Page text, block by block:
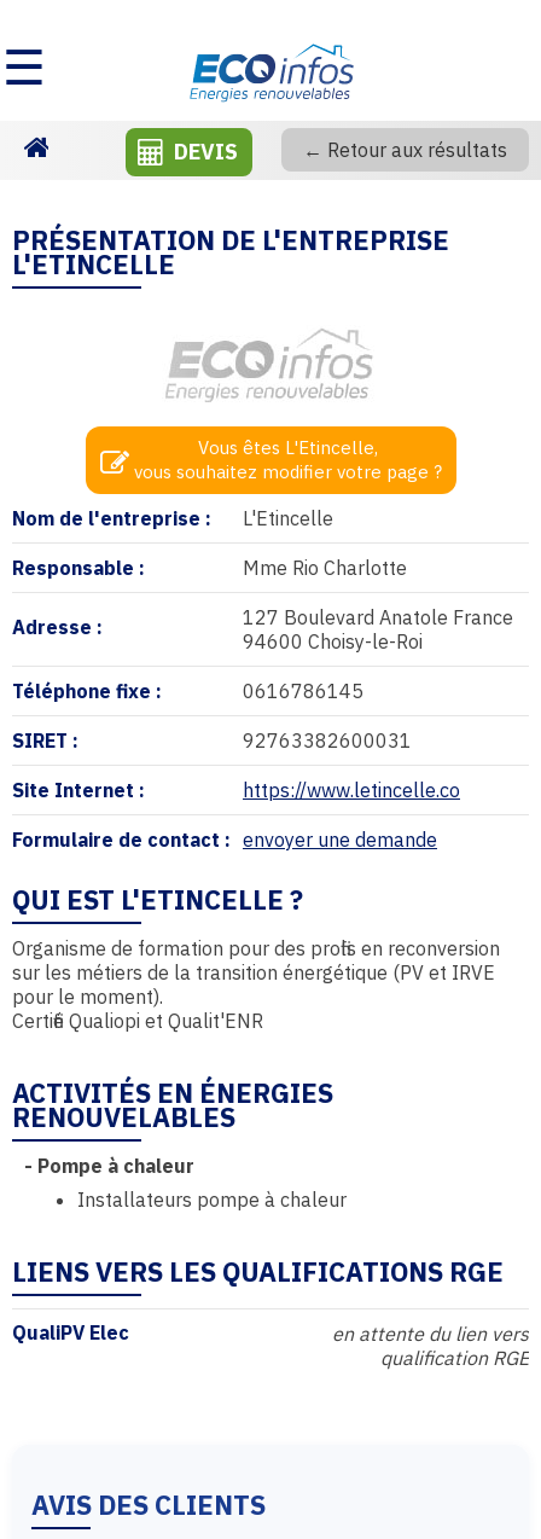
☰
DEVIS ← Retour aux résultats
PRÉSENTATION DE L'ENTREPRISE
L'ETINCELLE
Nom de l'entreprise : L'Etincelle
Responsable : Mme Rio Charlotte
Adresse :
127 Boulevard Anatole France
94600 Choisy-le-Roi
Téléphone fixe : 0616786145
SIRET : 92763382600031
Site Internet : https://www.letincelle.co
Formulaire de contact : envoyer une demande
Vous êtes L'Etincelle,
vous souhaitez modifier votre page ?
QUI EST L'ETINCELLE ?
Organisme de formation pour des profils en reconversion
sur les métiers de la transition énergétique (PV et IRVE
pour le moment).
Certifié Qualiopi et Qualit'ENR
ACTIVITÉS EN ÉNERGIES
RENOUVELABLES
- Pompe à chaleur
Installateurs pompe à chaleur
LIENS VERS LES QUALIFICATIONS RGE
QualiPV Elec
en attente du lien vers
qualification RGE
AVIS DES CLIENTS